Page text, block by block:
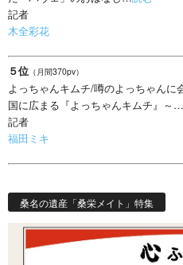
記者
木全彩花
５位 （月間370pv）
よっちゃんキムチ/噂のよっちゃん
国に広まる『よっちゃんキムチ』～…
記者
福田ミキ
桑名の遺産「桑栄メイト」特集